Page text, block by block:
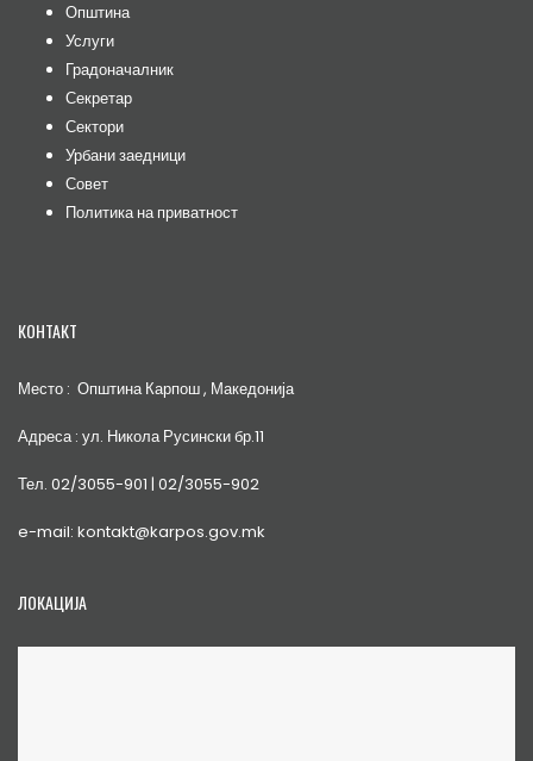
Општина
Услуги
Градоначалник
Секретар
Сектори
Урбани заедници
Совет
Политика на приватност
КОНТАКТ
Место : Општина Карпош , Македонија
Адреса : ул. Никола Русински бр.11
Тел. 02/3055-901 | 02/3055-902
e-mail: kontakt@karpos.gov.mk
ЛОКАЦИЈА